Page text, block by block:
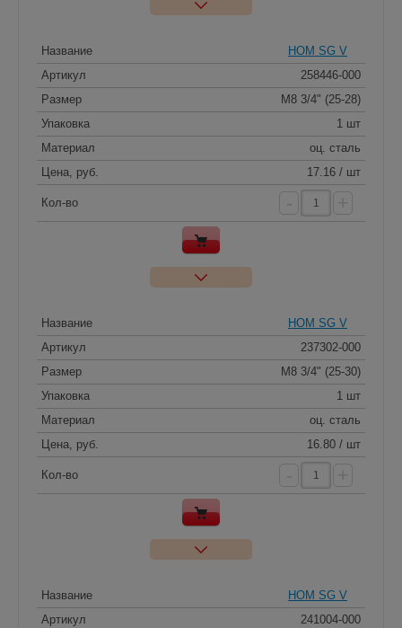
Название
HOM SG V
Артикул
258446-000
Размер
M8 3/4" (25-28)
Упаковка
1 шт
Материал
оц. сталь
Цена, руб.
17.16 / шт
Кол-во
Название
HOM SG V
Артикул
237302-000
Размер
M8 3/4" (25-30)
Упаковка
1 шт
Материал
оц. сталь
Цена, руб.
16.80 / шт
Кол-во
Название
HOM SG V
Артикул
241004-000